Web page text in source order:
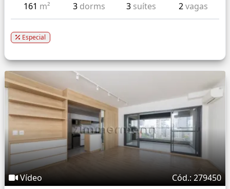
161 m² 3 dorms 3 suítes 2vagas
Especial
Vídeo Cód.: 279450